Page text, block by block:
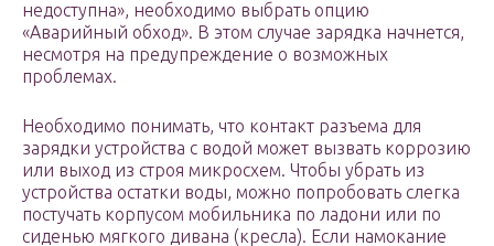
недоступна», необходимо выбрать опцию
«Аварийный обход». В этом случае зарядка начнется,
несмотря на предупреждение о возможных
проблемах.
Необходимо понимать, что контакт разъема для
зарядки устройства с водой может вызвать коррозию
или выход из строя микросхем. Чтобы убрать из
устройства остатки воды, можно попробовать слегка
постучать корпусом мобильника по ладони или по
сиденью мягкого дивана (кресла). Если намокание